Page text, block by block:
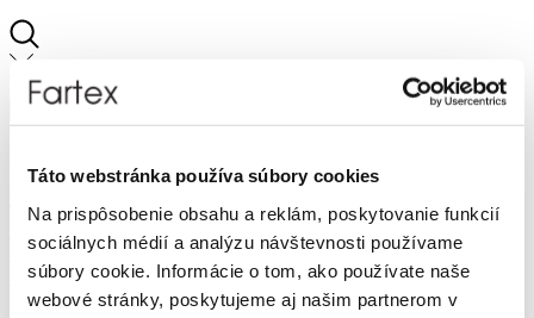
Táto webstránka používa súbory cookies
Na prispôsobenie obsahu a reklám, poskytovanie funkcií
sociálnych médií a analýzu návštevnosti používame
súbory cookie. Informácie o tom, ako používate naše
webové stránky, poskytujeme aj našim partnerom v
Prihlásenie